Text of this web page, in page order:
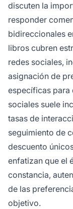
discuten la
responder
bidireccionales
libros cubren
redes sociales,
asignación de
específicas para
sociales suele
tasas de
seguimiento de
descuento
enfatizan que el
constancia,
de las
objetivo.